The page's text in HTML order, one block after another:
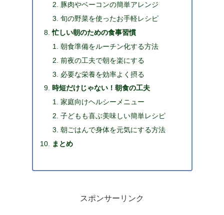
豚肉やベーコンの簡単アレンジ
旬の野菜を使ったお手軽レシピ
忙しい朝のための食事習慣
朝食準備をルーチン化する方法
前夜の工夫で朝を楽にする
必要な栄養を効率よく摂る
時短だけじゃない！朝食の工夫
家庭向けヘルシーメニュー
子どもも喜ぶ美味しい簡単レシピ
朝ごはんで身体を元気にする方法
まとめ
スポンサーリンク